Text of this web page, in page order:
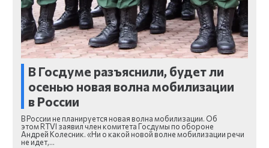
В Госдуме разъяснили, будет ли
осенью новая волна мобилизации
в России
В России не планируется новая волна мобилизации. Об
этом RTVI заявил член комитета Госдумы по обороне
Андрей Колесник. «Ни о какой новой волне мобилизации речи
не идет,…